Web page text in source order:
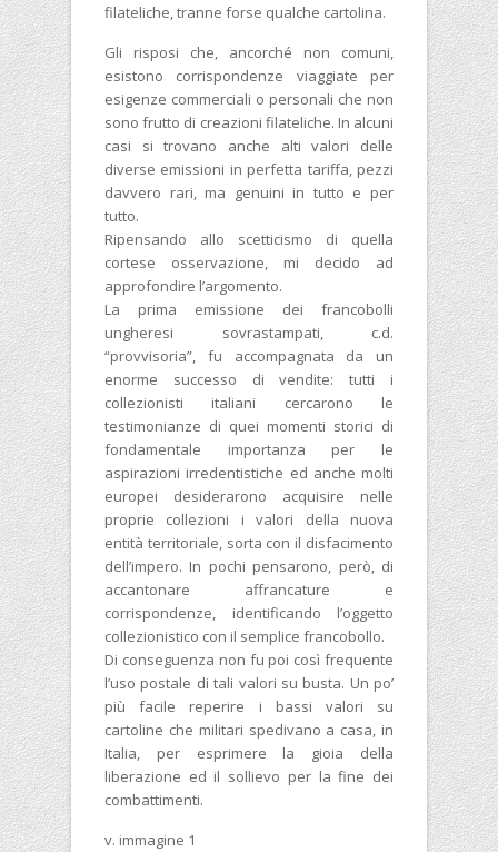
filateliche, tranne forse qualche cartolina.
Gli risposi che, ancorché non comuni,
esistono corrispondenze viaggiate per
esigenze commerciali o personali che non
sono frutto di creazioni filateliche. In alcuni
casi si trovano anche alti valori delle
diverse emissioni in perfetta tariffa, pezzi
davvero rari, ma genuini in tutto e per
tutto.
Ripensando allo scetticismo di quella
cortese osservazione, mi decido ad
approfondire l’argomento.
La prima emissione dei francobolli
ungheresi sovrastampati, c.d.
“provvisoria”, fu accompagnata da un
enorme successo di vendite: tutti i
collezionisti italiani cercarono le
testimonianze di quei momenti storici di
fondamentale importanza per le
aspirazioni irredentistiche ed anche molti
europei desiderarono acquisire nelle
proprie collezioni i valori della nuova
entità territoriale, sorta con il disfacimento
dell’impero. In pochi pensarono, però, di
accantonare affrancature e
corrispondenze, identificando l’oggetto
collezionistico con il semplice francobollo.
Di conseguenza non fu poi così frequente
l’uso postale di tali valori su busta. Un po’
più facile reperire i bassi valori su
cartoline che militari spedivano a casa, in
Italia, per esprimere la gioia della
liberazione ed il sollievo per la fine dei
combattimenti.
v. immagine 1